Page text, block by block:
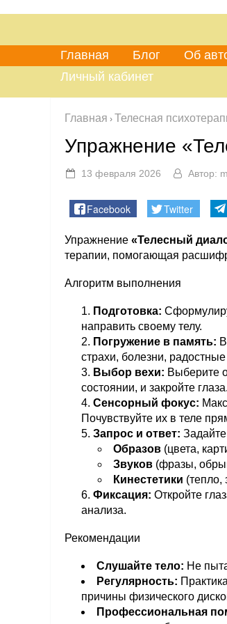
Главная Блог Об
Личный кабинет
Главная › Телесная
Упражнение
13 февраля 2026 Автор:
Facebook Twitter
Упражнение «Телесный
терапии, помогающая
Алгоритм выполнения
Подготовка:
направить своему телу.
Погружение в память:
страхи, болезни,
Выбор вехи: Выберите
состоянии, и закройте глаза.
Сенсорный фокус:
Почувствуйте их в теле
Запрос и ответ:
Образов (цвета,
Звуков (фразы,
Кинестетики (тепло,
Фиксация: Откройте
анализа.
Рекомендации
Слушайте тело: Не
Регулярность:
причины физического
Профессиональная